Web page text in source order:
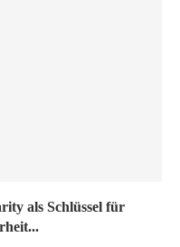
als Schlüssel für